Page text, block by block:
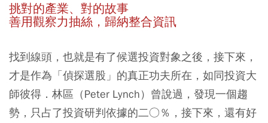
挑對的產業、對的故事
善用觀察力抽絲，歸納整合資訊
找到線頭，也就是有了候選投資對象之後，接下來，
才是作為「偵探選股」的真正功夫所在，如同投資大
師彼得．林區（Peter Lynch）曾說過，發現一個趨
勢，只占了投資研判依據的二○％，接下來，還有好